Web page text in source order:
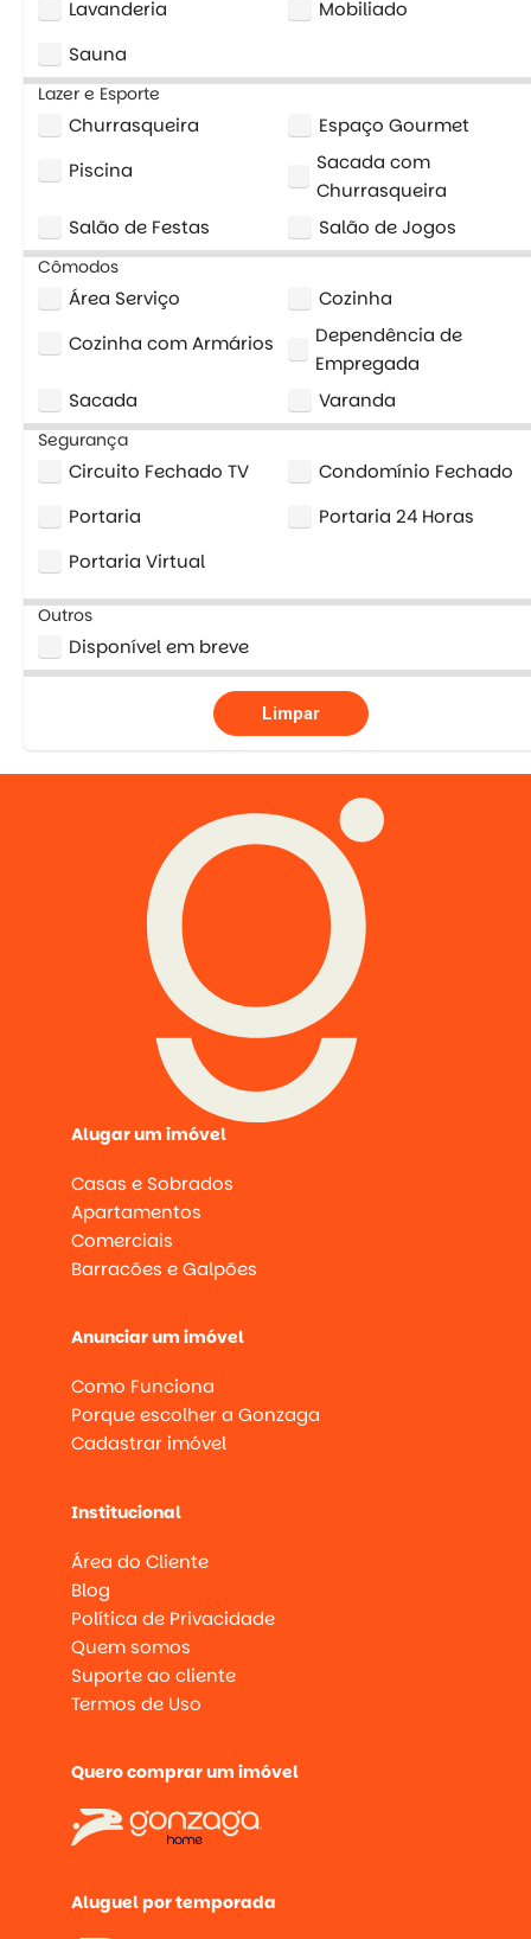
Lavanderia
Mobiliado
Sauna
Lazer e Esporte
Churrasqueira
Espaço Gourmet
Piscina
Sacada com
Churrasqueira
Salão de Festas
Salão de Jogos
Cômodos
Área Serviço
Cozinha
Cozinha com Armários
Dependência de
Empregada
Sacada
Varanda
Segurança
Circuito Fechado TV
Condomínio Fechado
Portaria
Portaria 24 Horas
Portaria Virtual
Outros
Disponível em breve
Limpar
Alugar um imóvel
Casas e Sobrados
Apartamentos
Comerciais
Barracões e Galpões
Anunciar um imóvel
Como Funciona
Porque escolher a Gonzaga
Cadastrar imóvel
Institucional
Área do Cliente
Blog
Política de Privacidade
Quem somos
Suporte ao cliente
Termos de Uso
Quero comprar um imóvel
Aluguel por temporada